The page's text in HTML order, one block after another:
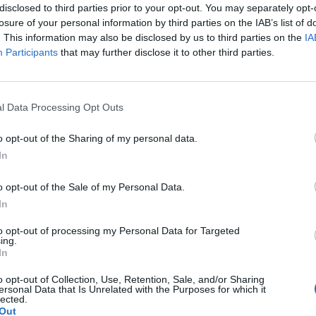
to third parties prior to your opt-out. You may separately
of your personal information by third parties on the IAB’s list of
This information may also be disclosed by us to third parties on the
Participants that may further disclose it to other third parties.
Data Processing Opt Outs
opt-out of the Sharing of my personal data.
opt-out of the Sale of my Personal Data.
opt-out of processing my Personal Data for Targeted
opt-out of Collection, Use, Retention, Sale, and/or Sharing
Data that Is Unrelated with the Purposes for which it
vyhrazuje veškerá práva. Publikování nebo další šíření obsahu ze
písemného souhlasu ze strany ČTK.
vírské nádrže je o osm
níž, než bývá v létě
Kvůli nedostatku deště mají
jihočeské řeky minimální